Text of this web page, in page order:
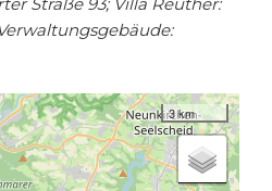
3 km